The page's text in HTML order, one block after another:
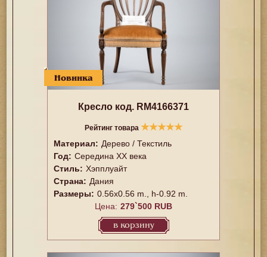
Новинка
Кресло код. RM4166371
Рейтинг товара ★★★★★
Материал: Дерево / Текстиль
Год: Середина XX векa
Стиль: Хэпплуайт
Страна: Дания
Размеры: 0.56x0.56 m., h-0.92 m.
Цена: 279`500 RUB
в корзину